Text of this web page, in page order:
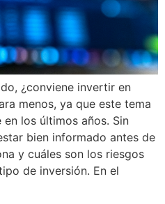
¿conviene invertir en
menos, ya que este tema
los últimos años. Sin
bien informado antes de
y cuáles son los riesgos
de inversión. En el